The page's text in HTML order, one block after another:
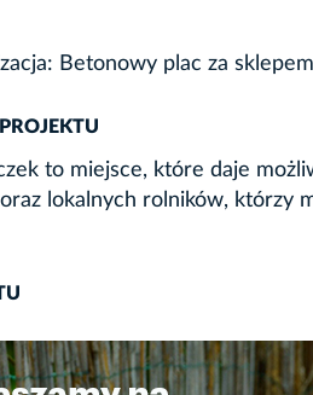
Betonowy plac za
to miejsce, które daje
lokalnych rolników, którzy